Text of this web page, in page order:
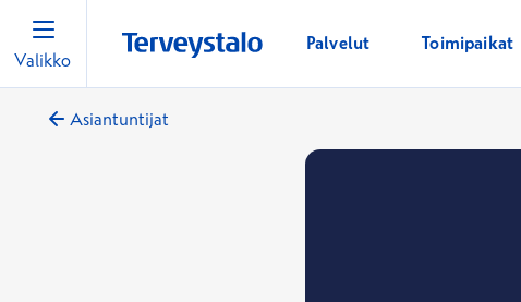
Valikko
Palvelut Toimipaikat
Asiantuntijat